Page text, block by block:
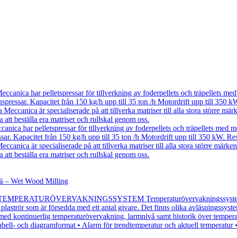
har pelletspressar för tillverkning av foderpellets och träpellets
Kapacitet från 150 kg/h upp till 35 ton /h Motordrift upp till 350
är specialiserade på att tillverka matriser till alla stora större
beställa era matriser och rullskal genom oss.
har pelletspressar för tillverkning av foderpellets och träpellets med
Kapacitet från 150 kg/h upp till 35 ton /h Motordrift upp till 350 kW.
är specialiserade på att tillverka matriser till alla stora större
beställa era matriser och rullskal genom oss.
– Wet Wood Milling
som är försedda med ett antal givare. Det finns olika
kontinuerlig temperaturövervakning, larmnivå samt historik över
och diagramformat • Alarm för trendtemperatur och aktuell